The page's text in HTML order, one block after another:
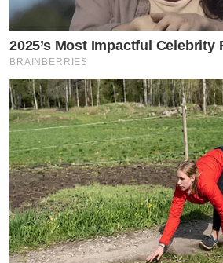
2025’s Most Impactful Celebrity
BRAINBERRIES